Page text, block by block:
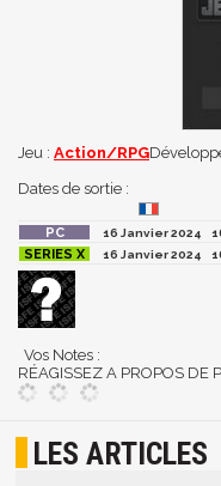
Jeu : Action/RPG
Dates de sortie :
16 Janvier 2024
16 Janvier 2024
Vos Notes :
RÉAGISSEZ A PROPOS DE
LES ARTICLES